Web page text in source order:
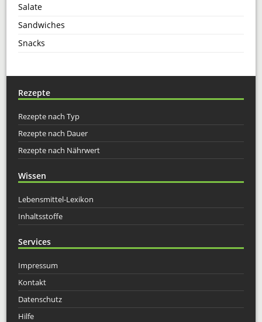
Salate
Sandwiches
Snacks
Rezepte
Rezepte nach Typ
Rezepte nach Dauer
Rezepte nach Nährwert
Wissen
Lebensmittel-Lexikon
Inhaltsstoffe
Services
Impressum
Kontakt
Datenschutz
Hilfe